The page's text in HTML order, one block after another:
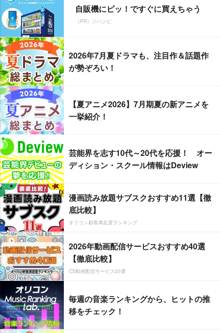
自販機にピッ！ですぐに買えちゃう
（PR）ジハンピ
2026年7月夏ドラマも、注目作＆話題作
が勢ぞろい！
【夏アニメ2026】7月期夏の新アニメを
一挙紹介！
芸能界を志す10代～20代を応援！ オー
ディション・スクール情報はDeview
漫画読み放題サブスクおすすめ11選【徹
底比較】
オリコン顧客満足度ランキング
2026年動画配信サービスおすすめ40選
【徹底比較】
CS動画配信サービス20選
毎週の音楽ランキングから、ヒットの推
移をチェック！